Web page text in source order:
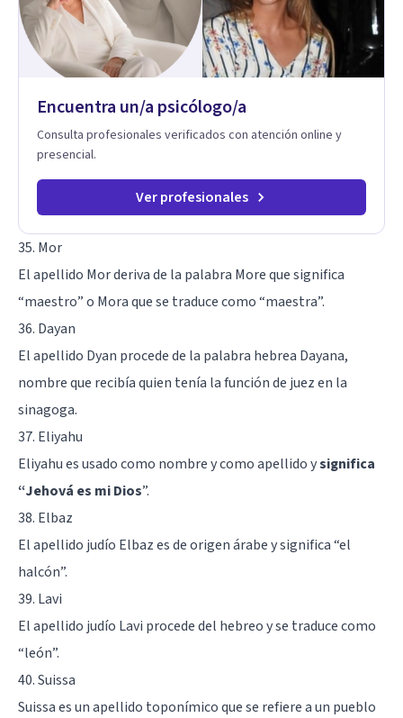
Encuentra un/a psicólogo/a
Consulta profesionales verificados con atención online y
presencial.
Ver profesionales
35. Mor
El apellido Mor deriva de la palabra More que significa
“maestro” o Mora que se traduce como “maestra”.
36. Dayan
El apellido Dyan procede de la palabra hebrea Dayana,
nombre que recibía quien tenía la función de juez en la
sinagoga.
37. Eliyahu
Eliyahu es usado como nombre y como apellido ysignifica
“Jehová es mi Dios”.
38. Elbaz
El apellido judío Elbaz es de origen árabe y significa “el
halcón”.
39. Lavi
El apellido judío Lavi procede del hebreo y se traduce como
“león”.
40. Suissa
Suissa es un apellido toponímico que se refiere a un pueblo